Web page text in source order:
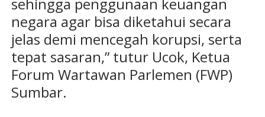
sehingga penggunaan keuangan
negara agar bisa diketahui secara
jelas demi mencegah korupsi, serta
tepat sasaran,” tutur Ucok, Ketua
Forum Wartawan Parlemen (FWP)
Sumbar.